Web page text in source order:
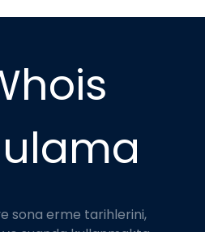
sona erme tarihlerini,